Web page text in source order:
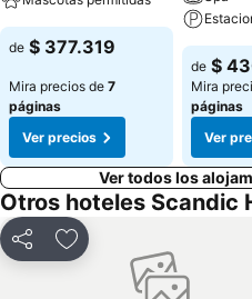
de $ 377.319
Mira precios de 7
páginas
Ver precios
de $
Mira
páginas
Ver
Ver todos los
Otros hoteles Scandic
CompartirAgregar a favoritos